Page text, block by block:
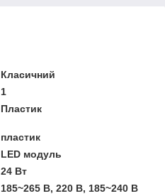
Класичний
1
Пластик
пластик
LED модуль
24 Вт
185~265 B, 220 В, 185~240 В